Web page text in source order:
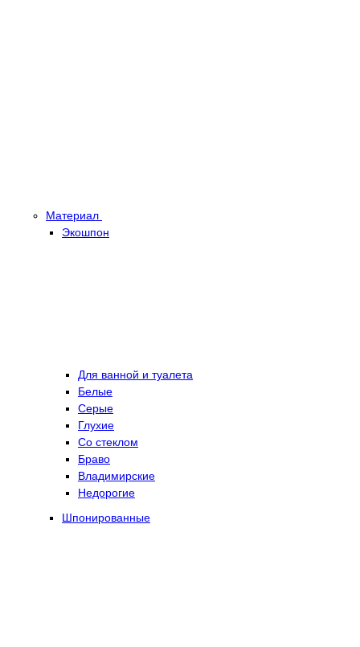
Материал
Экошпон
Для ванной и туалета
Белые
Серые
Глухие
Со стеклом
Браво
Владимирские
Недорогие
Шпонированные